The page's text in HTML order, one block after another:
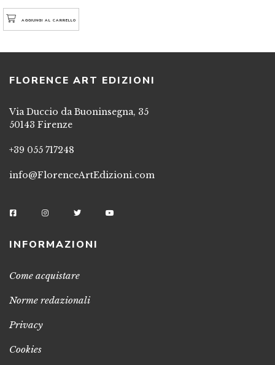
AGGIUNGI AL CARRELLO
FLORENCE ART EDIZIONI
Via Duccio da Buoninsegna, 35
50143 Firenze
+39 055 717248
info@FlorenceArtEdizioni.com
INFORMAZIONI
Come acquistare
Norme redazionali
Privacy
Cookies